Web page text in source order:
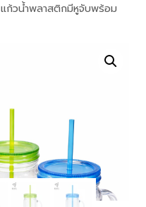
แก้วน้ำพลาสติกมีหูจับพร้อม